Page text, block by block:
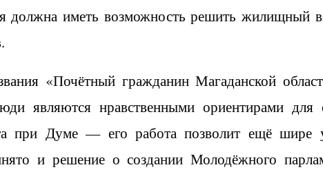
должна иметь возможность решить жилищный
«Почётный гражданин Магаданской
являются нравственными ориентирами для
при Думе — его работа позволит ещё шире
и решение о создании Молодёжного